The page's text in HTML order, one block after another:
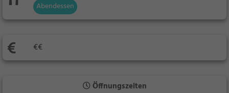
Abendessen
€€
Öffnungszeiten